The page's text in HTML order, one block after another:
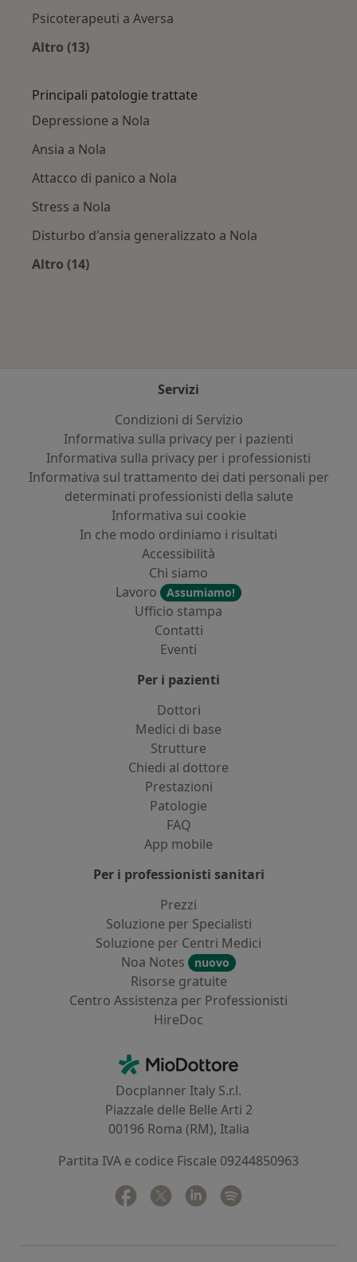
Psicoterapeuti a Aversa
Altro (13)
Principali patologie trattate
Depressione a Nola
Ansia a Nola
Attacco di panico a Nola
Stress a Nola
Disturbo d'ansia generalizzato a Nola
Altro (14)
Servizi
Condizioni di Servizio
Informativa sulla privacy per i pazienti
Informativa sulla privacy per i professionisti
Informativa sul trattamento dei dati personali per
determinati professionisti della salute
Informativa sui cookie
In che modo ordiniamo i risultati
Accessibilità
Chi siamo
Lavoro
Assumiamo!
Ufficio stampa
Contatti
Eventi
Per i pazienti
Dottori
Medici di base
Strutture
Chiedi al dottore
Prestazioni
Patologie
FAQ
App mobile
Per i professionisti sanitari
Prezzi
Soluzione per Specialisti
Soluzione per Centri Medici
Noa Notes
nuovo
Risorse gratuite
Centro Assistenza per Professionisti
HireDoc
MioDottore - Homepage
Docplanner Italy S.r.l.
Piazzale delle Belle Arti 2
00196 Roma (RM), Italia
Partita IVA e codice Fiscale 09244850963
Facebook
si apre in una nuova scheda
Twitter
si apre in una nuova scheda
Linkedin
si apre in una nuova